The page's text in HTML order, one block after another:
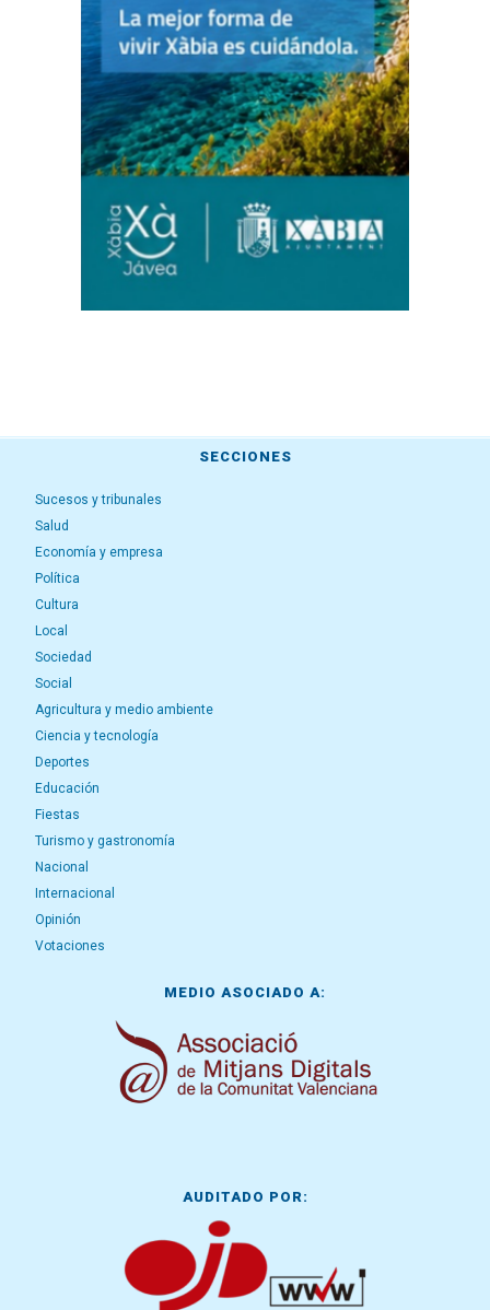
SECCIONES
Sucesos y tribunales
Salud
Economía y empresa
Política
Cultura
Local
Sociedad
Social
Agricultura y medio ambiente
Ciencia y tecnología
Deportes
Educación
Fiestas
Turismo y gastronomía
Nacional
Internacional
Opinión
Votaciones
MEDIO ASOCIADO A:
AUDITADO POR: